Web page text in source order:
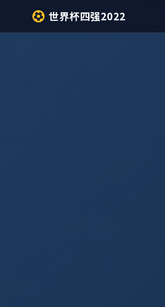
世界杯四强2022